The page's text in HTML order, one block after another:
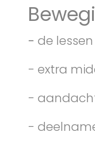
- de
- extra
-
-